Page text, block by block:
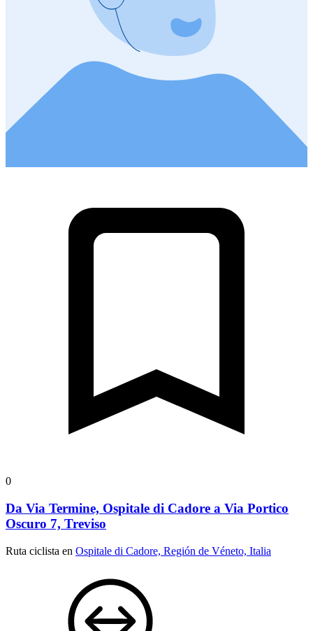
0
Da Via Termine, Ospitale di Cadore a Via Portico
Oscuro 7, Treviso
Ruta ciclista en Ospitale di Cadore, Región de Véneto, Italia